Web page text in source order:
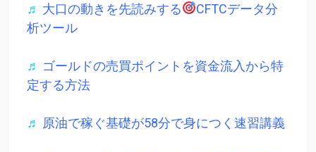
♬ 大口の動きを先読みする
CFTCデータ分
析ツール
♬ ゴールドの売買ポイントを資金流入から特
定する方法
♬ 原油で稼ぐ基礎が58分で身につく速習講義